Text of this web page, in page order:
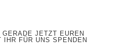
GERADE JETZT EUREN
IHR FÜR UNS SPENDEN